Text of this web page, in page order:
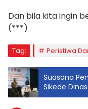
Dan bila kita ingin
(***)
Tag: Peristiwa
Suasana
Sikede